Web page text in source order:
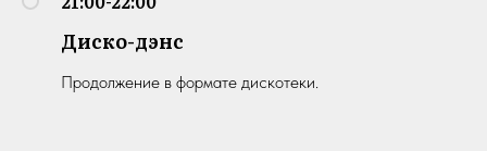
Диско-дэнс
Продолжение в формате дискотеки.